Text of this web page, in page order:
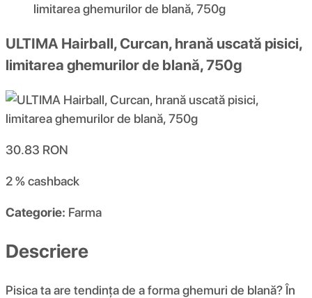
limitarea ghemurilor de blană, 750g
ULTIMA Hairball, Curcan, hrană uscată pisici,
limitarea ghemurilor de blană, 750g
30.83 RON
2 %cashback
Categorie: Farma
Descriere
Pisica ta are tendința de a forma ghemuri de blană? În